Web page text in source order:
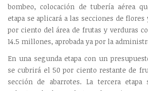
bombeo, colocación de tubería aérea
etapa se aplicará a las secciones de
por ciento del área de frutas y verduras
14.5 millones, aprobada ya por la
En una segunda etapa con un
se cubrirá el 50 por ciento restante de
sección de abarrotes. La tercera etapa